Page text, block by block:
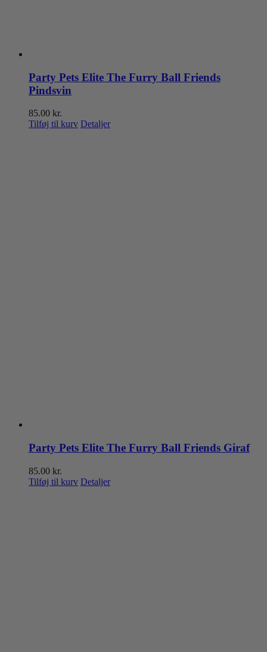
Party Pets Elite The Furry Ball Friends
Pindsvin
85.00 kr.
Tilføj til kurv Detaljer
Party Pets Elite The Furry Ball Friends Giraf
85.00 kr.
Tilføj til kurv Detaljer